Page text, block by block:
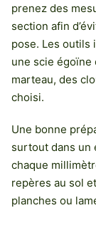
prenez des
section afin
pose. Les outils
une scie égoïne
marteau, des
choisi.
Une bonne
surtout dans un
chaque
repères au sol
planches ou